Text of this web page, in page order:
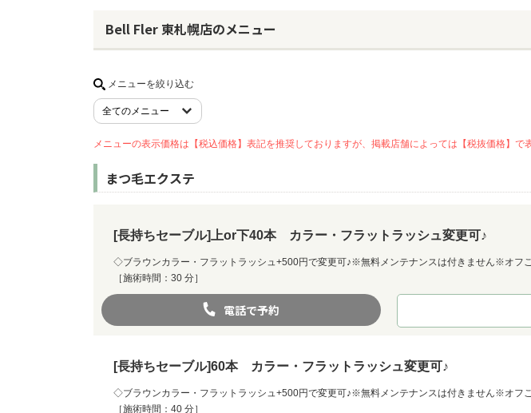
Bell Fler 東札幌店のメニュー
メニューを絞り込む
メニューの表示価格は【税込価格】表記を推奨しておりますが、掲載店舗によっては【税抜価格】
まつ毛エクステ
[長持ちセーブル]上or下40本 カラー・フラットラッシュ変更可♪
◇ブラウンカラー・フラットラッシュ+500円で変更可♪※無料メンテナンスは付きません※オフ
［施術時間：30 分］
電話で予約
[長持ちセーブル]60本 カラー・フラットラッシュ変更可♪
◇ブラウンカラー・フラットラッシュ+500円で変更可♪※無料メンテナンスは付きません※オフ
［施術時間：40 分］